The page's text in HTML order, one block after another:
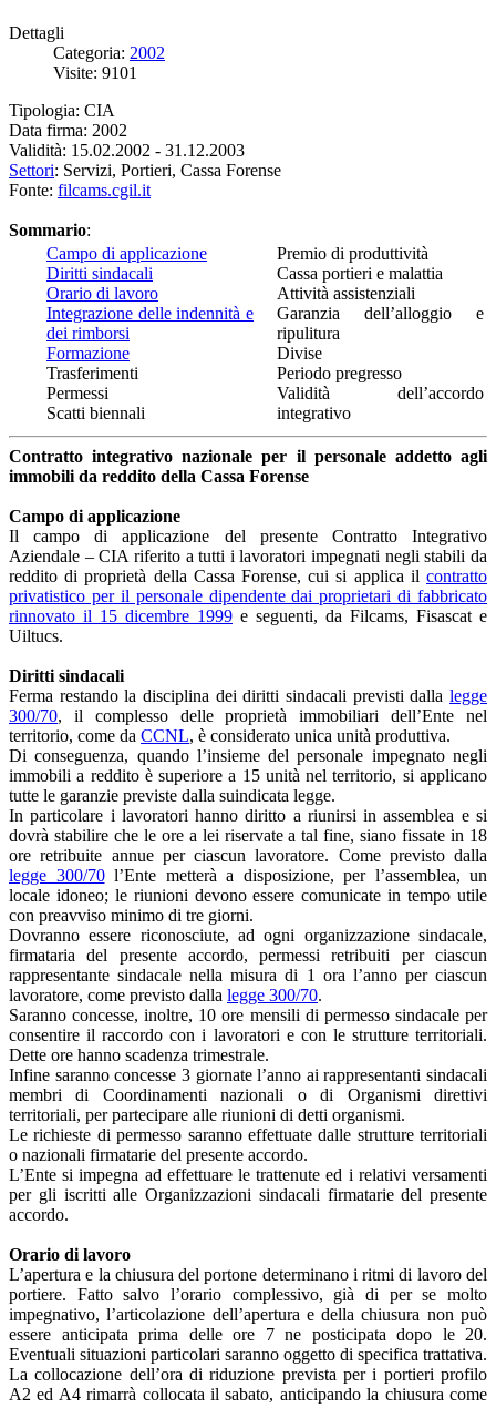
Dettagli
Categoria: 2002
Visite: 9101
Tipologia: CIA
Data firma: 2002
Validità: 15.02.2002 - 31.12.2003
Settori: Servizi, Portieri, Cassa Forense
Fonte: filcams.cgil.it
Sommario:
Campo di applicazione
Diritti sindacali
Orario di lavoro
Integrazione delle indennità e
dei rimborsi
Formazione
Trasferimenti
Permessi
Scatti biennali
Premio di produttività
Cassa portieri e malattia
Attività assistenziali
Garanzia dell’alloggio e
ripulitura
Divise
Periodo pregresso
Validità dell’accordo
integrativo
Contratto integrativo nazionale per il personale addetto agli
immobili da reddito della Cassa Forense
Campo di applicazione
Il campo di applicazione del presente Contratto Integrativo
Aziendale – CIA riferito a tutti i lavoratori impegnati negli stabili da
reddito di proprietà della Cassa Forense, cui si applica il contratto
privatistico per il personale dipendente dai proprietari di fabbricato
rinnovato il 15 dicembre 1999 e seguenti, da Filcams, Fisascat e
Uiltucs.
Diritti sindacali
Ferma restando la disciplina dei diritti sindacali previsti dalla legge
300/70, il complesso delle proprietà immobiliari dell’Ente nel
territorio, come da CCNL, è considerato unica unità produttiva.
Di conseguenza, quando l’insieme del personale impegnato negli
immobili a reddito è superiore a 15 unità nel territorio, si applicano
tutte le garanzie previste dalla suindicata legge.
In particolare i lavoratori hanno diritto a riunirsi in assemblea e si
dovrà stabilire che le ore a lei riservate a tal fine, siano fissate in 18
ore retribuite annue per ciascun lavoratore. Come previsto dalla
legge 300/70l’Ente metterà a disposizione, per l’assemblea, un
locale idoneo; le riunioni devono essere comunicate in tempo utile
con preavviso minimo di tre giorni.
Dovranno essere riconosciute, ad ogni organizzazione sindacale,
firmataria del presente accordo, permessi retribuiti per ciascun
rappresentante sindacale nella misura di 1 ora l’anno per ciascun
lavoratore, come previsto dalla legge 300/70.
Saranno concesse, inoltre, 10 ore mensili di permesso sindacale per
consentire il raccordo con i lavoratori e con le strutture territoriali.
Dette ore hanno scadenza trimestrale.
Infine saranno concesse 3 giornate l’anno ai rappresentanti sindacali
membri di Coordinamenti nazionali o di Organismi direttivi
territoriali, per partecipare alle riunioni di detti organismi.
Le richieste di permesso saranno effettuate dalle strutture territoriali
o nazionali firmatarie del presente accordo.
L’Ente si impegna ad effettuare le trattenute ed i relativi versamenti
per gli iscritti alle Organizzazioni sindacali firmatarie del presente
accordo.
Orario di lavoro
L’apertura e la chiusura del portone determinano i ritmi di lavoro del
portiere. Fatto salvo l’orario complessivo, già di per se molto
impegnativo, l’articolazione dell’apertura e della chiusura non può
essere anticipata prima delle ore 7 ne posticipata dopo le 20.
Eventuali situazioni particolari saranno oggetto di specifica trattativa.
La collocazione dell’ora di riduzione prevista per i portieri profilo
A2 ed A4 rimarrà collocata il sabato, anticipando la chiusura come